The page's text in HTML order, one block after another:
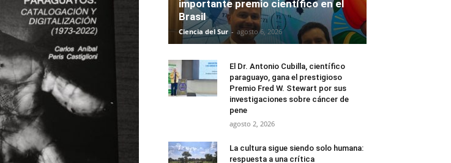
importante premio científico en el
Brasil
Ciencia del Sur - agosto 6, 2026
El Dr. Antonio Cubilla, científico
paraguayo, gana el prestigioso
Premio Fred W. Stewart por sus
investigaciones sobre cáncer de
pene
agosto 2, 2026
La cultura sigue siendo solo humana:
respuesta a una crítica